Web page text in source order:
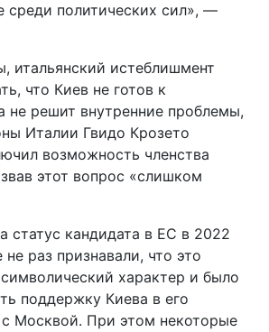
среди политических сил», —
итальянский истеблишмент
что Киев не готов к
не решит внутренние проблемы,
Италии Гвидо Крозето
возможность членства
этот вопрос «слишком
статус кандидата в ЕС в 2022
раз признавали, что это
характер и было
поддержку Киева в его
Москвой. При этом некоторые